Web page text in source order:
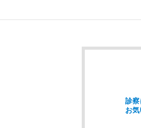
ー
送
診察
お